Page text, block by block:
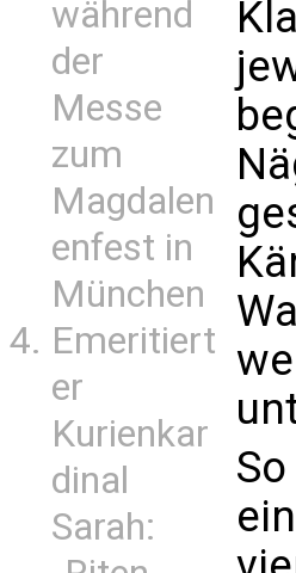
während
der
Messe
zum
Magdalen
enfest in
München
Emeritiert
er
Kurienkar
dinal
Sarah: